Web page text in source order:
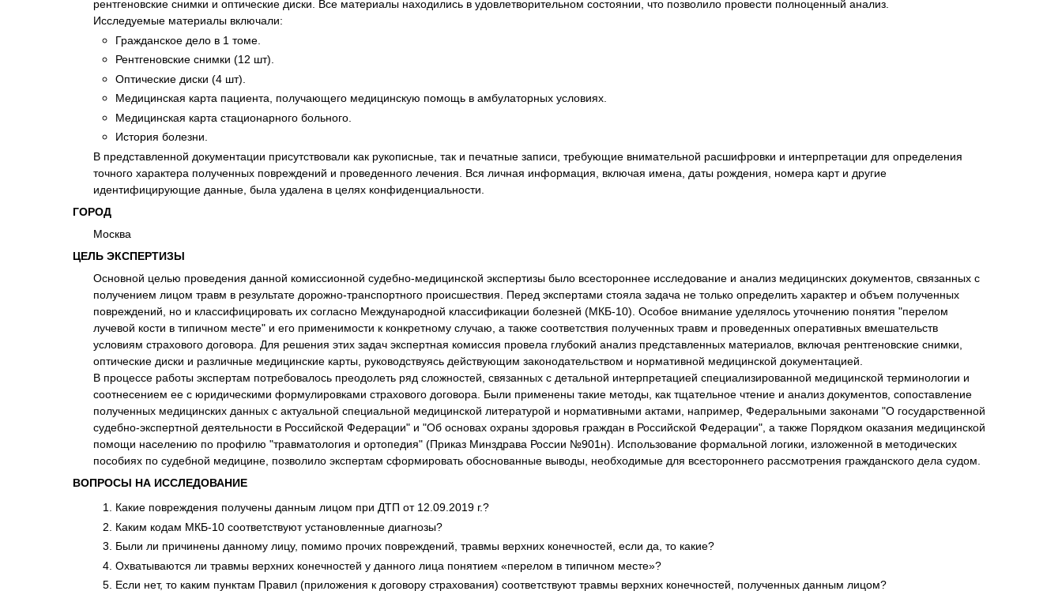
Психиатрическая экспертиза
Психологическая экспертиза
рентгеновские снимки и оптические диски. Все материалы находились в удовлетворительном состоянии, что позволило провести полноценный анализ.
Исследуемые материалы включали:
Гражданское дело в 1 томе.
Рентгеновские снимки (12 шт).
Оптические диски (4 шт).
Медицинская карта пациента, получающего медицинскую помощь в амбулаторных условиях.
Медицинская карта стационарного больного.
История болезни.
В представленной документации присутствовали как рукописные, так и печатные записи, требующие внимательной расшифровки и интерпретации для определения
точного характера полученных повреждений и проведенного лечения. Вся личная информация, включая имена, даты рождения, номера карт и другие
идентифицирующие данные, была удалена в целях конфиденциальности.
ГОРОД
Москва
ЦЕЛЬ ЭКСПЕРТИЗЫ
Основной целью проведения данной комиссионной судебно-медицинской экспертизы было всестороннее исследование и анализ медицинских документов, связанных с
получением лицом травм в результате дорожно-транспортного происшествия. Перед экспертами стояла задача не только определить характер и объем полученных
повреждений, но и классифицировать их согласно Международной классификации болезней (МКБ-10). Особое внимание уделялось уточнению понятия "перелом
лучевой кости в типичном месте" и его применимости к конкретному случаю, а также соответствия полученных травм и проведенных оперативных вмешательств
условиям страхового договора. Для решения этих задач экспертная комиссия провела глубокий анализ представленных материалов, включая рентгеновские снимки,
оптические диски и различные медицинские карты, руководствуясь действующим законодательством и нормативной медицинской документацией.
В процессе работы экспертам потребовалось преодолеть ряд сложностей, связанных с детальной интерпретацией специализированной медицинской терминологии и
соотнесением ее с юридическими формулировками страхового договора. Были применены такие методы, как тщательное чтение и анализ документов, сопоставление
полученных медицинских данных с актуальной специальной медицинской литературой и нормативными актами, например, Федеральными законами "О государственной
судебно-экспертной деятельности в Российской Федерации" и "Об основах охраны здоровья граждан в Российской Федерации", а также Порядком оказания медицинской
помощи населению по профилю "травматология и ортопедия" (Приказ Минздрава России №901н). Использование формальной логики, изложенной в методических
пособиях по судебной медицине, позволило экспертам сформировать обоснованные выводы, необходимые для всестороннего рассмотрения гражданского дела судом.
ВОПРОСЫ НА ИССЛЕДОВАНИЕ
Какие повреждения получены данным лицом при ДТП от 12.09.2019 г.?
Каким кодам МКБ-10 соответствуют установленные диагнозы?
Были ли причинены данному лицу, помимо прочих повреждений, травмы верхних конечностей, если да, то какие?
Охватываются ли травмы верхних конечностей у данного лица понятием «перелом в типичном месте»?
Если нет, то каким пунктам Правил (приложения к договору страхования) соответствуют травмы верхних конечностей, полученных данным лицом?